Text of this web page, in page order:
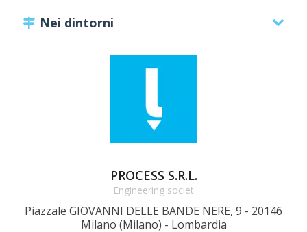
Nei dintorni
PROCESS S.R.L.
Engineering societ
Piazzale GIOVANNI DELLE BANDE NERE, 9 - 20146
Milano (Milano) - Lombardia